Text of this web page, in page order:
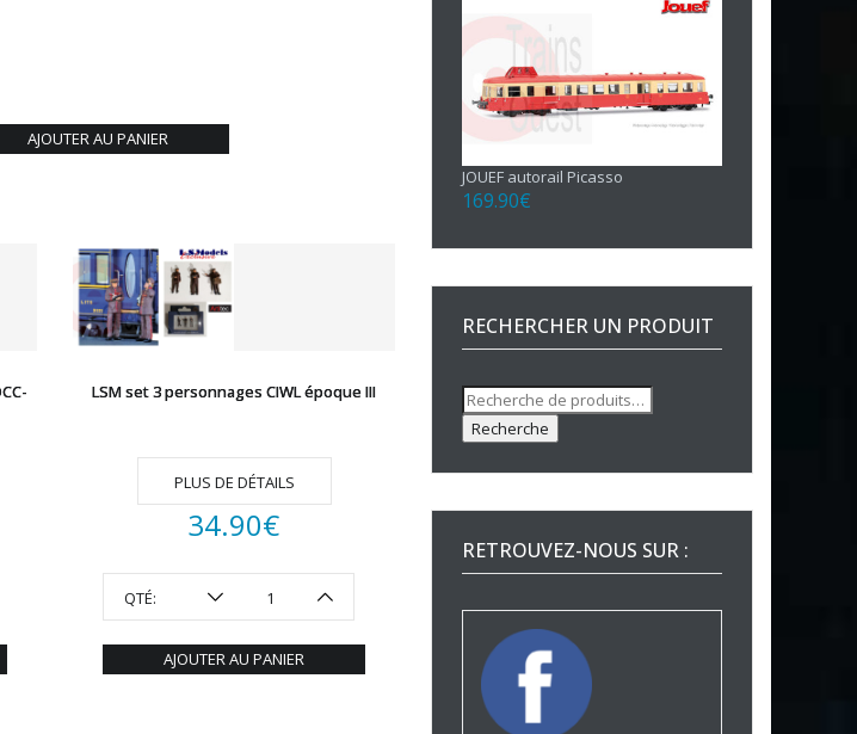
AJOUTER AU PANIER
LSM set 3 personnages CIWL époque III
PLUS DE DÉTAILS
34.90€
QTÉ:
AJOUTER AU PANIER
JOUEF autorail Picasso
169.90€
RECHERCHER UN PRODUIT
Recherche
pour :
Recherche
RETROUVEZ-NOUS SUR :